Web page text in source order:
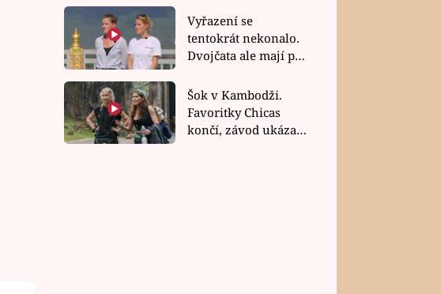
rychlé recepty
Vyřazení se
tentokrát nekonalo.
Dvojčata ale mají po
závodu nůž na krku
Šok v Kambodži.
Favoritky Chicas
končí, závod ukázal